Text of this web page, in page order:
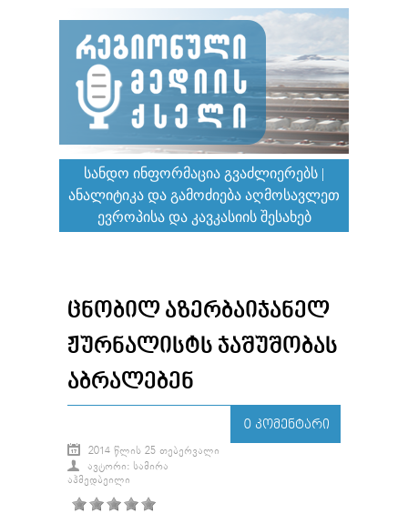
ᲡᲐᲜᲓᲝ ᲘᲜᲤᲝᲠᲛᲐᲪᲘᲐ ᲒᲕᲐᲫᲚᲘᲔᲠᲔᲑᲡ |
ᲐᲜᲐᲚᲘᲢᲘᲙᲐ ᲓᲐ ᲒᲐᲛᲝᲫᲘᲔᲑᲐ ᲐᲦᲛᲝᲡᲐᲕᲚᲔᲗ
ᲔᲕᲠᲝᲞᲘᲡᲐ ᲓᲐ ᲙᲐᲕᲙᲐᲡᲘᲘᲡ ᲨᲔᲡᲐᲮᲔᲑ
ᲪᲜᲝᲑᲘᲚ ᲐᲖᲔᲠᲑᲐᲘᲯᲐᲜᲔᲚ
ᲟᲣᲠᲜᲐᲚᲘᲡᲢᲡ ᲯᲐᲨᲣᲨᲝᲑᲐᲡ
ᲐᲑᲠᲐᲚᲔᲑᲔᲜ
0 ᲙᲝᲛᲔᲜᲢᲐᲠᲘ
2014 ᲬᲚᲘᲡ 25 ᲗᲔᲑᲔᲠᲕᲐᲚᲘ
ᲐᲕᲢᲝᲠᲘ: ᲡᲐᲛᲘᲠᲐ
ᲐᲰᲛᲔᲓᲑᲔᲘᲚᲘ